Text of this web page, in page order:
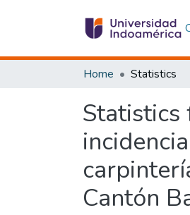
Home Statistics
Statistics
Cantón